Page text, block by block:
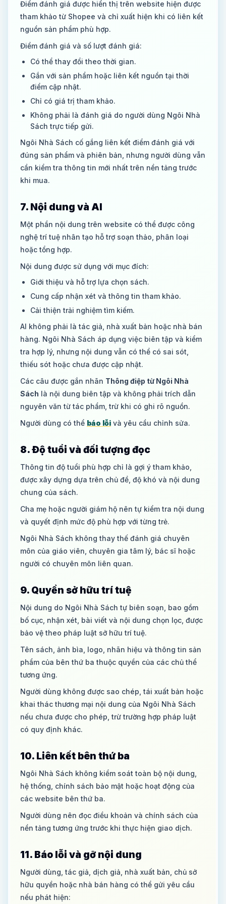
Điểm đánh giá được hiển thị trên website hiện được
tham khảo từ Shopee và chỉ xuất hiện khi có liên kết
nguồn sản phẩm phù hợp.
Điểm đánh giá và số lượt đánh giá:
Có thể thay đổi theo thời gian.
Gắn với sản phẩm hoặc liên kết nguồn tại thời
điểm cập nhật.
Chỉ có giá trị tham khảo.
Không phải là đánh giá do người dùng Ngôi Nhà
Sách trực tiếp gửi.
Ngôi Nhà Sách cố gắng liên kết điểm đánh giá với
đúng sản phẩm và phiên bản, nhưng người dùng vẫn
cần kiểm tra thông tin mới nhất trên nền tảng trước
khi mua.
7. Nội dung và AI
Một phần nội dung trên website có thể được công
nghệ trí tuệ nhân tạo hỗ trợ soạn thảo, phân loại
hoặc tổng hợp.
Nội dung được sử dụng với mục đích:
Giới thiệu và hỗ trợ lựa chọn sách.
Cung cấp nhận xét và thông tin tham khảo.
Cải thiện trải nghiệm tìm kiếm.
AI không phải là tác giả, nhà xuất bản hoặc nhà bán
hàng. Ngôi Nhà Sách áp dụng việc biên tập và kiểm
tra hợp lý, nhưng nội dung vẫn có thể có sai sót,
thiếu sót hoặc chưa được cập nhật.
Các câu được gắn nhãn Thông điệp từ Ngôi Nhà
Sách là nội dung biên tập và không phải trích dẫn
nguyên văn từ tác phẩm, trừ khi có ghi rõ nguồn.
Người dùng có thể báo lỗi và yêu cầu chỉnh sửa.
8. Độ tuổi và đối tượng đọc
Thông tin độ tuổi phù hợp chỉ là gợi ý tham khảo,
được xây dựng dựa trên chủ đề, độ khó và nội dung
chung của sách.
Cha mẹ hoặc người giám hộ nên tự kiểm tra nội dung
và quyết định mức độ phù hợp với từng trẻ.
Ngôi Nhà Sách không thay thế đánh giá chuyên
môn của giáo viên, chuyên gia tâm lý, bác sĩ hoặc
người có chuyên môn liên quan.
9. Quyền sở hữu trí tuệ
Nội dung do Ngôi Nhà Sách tự biên soạn, bao gồm
bố cục, nhận xét, bài viết và nội dung chọn lọc, được
bảo vệ theo pháp luật sở hữu trí tuệ.
Tên sách, ảnh bìa, logo, nhãn hiệu và thông tin sản
phẩm của bên thứ ba thuộc quyền của các chủ thể
tương ứng.
Người dùng không được sao chép, tái xuất bản hoặc
khai thác thương mại nội dung của Ngôi Nhà Sách
nếu chưa được cho phép, trừ trường hợp pháp luật
có quy định khác.
10. Liên kết bên thứ ba
Ngôi Nhà Sách không kiểm soát toàn bộ nội dung,
hệ thống, chính sách bảo mật hoặc hoạt động của
các website bên thứ ba.
Người dùng nên đọc điều khoản và chính sách của
nền tảng tương ứng trước khi thực hiện giao dịch.
11. Báo lỗi và gỡ nội dung
Người dùng, tác giả, dịch giả, nhà xuất bản, chủ sở
hữu quyền hoặc nhà bán hàng có thể gửi yêu cầu
nếu phát hiện: